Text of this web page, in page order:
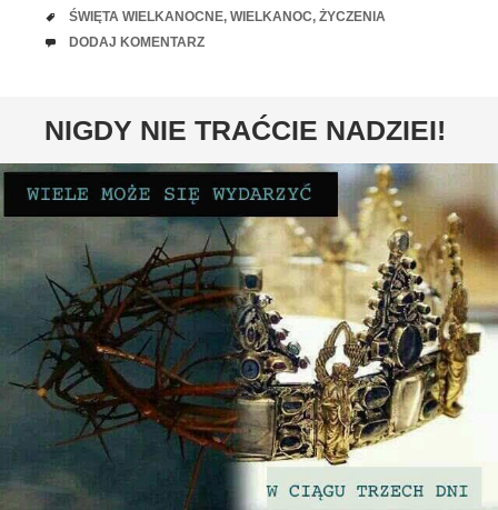
TAGI
ŚWIĘTA WIELKANOCNE, WIELKANOC, ŻYCZENIA
UWAGI
DODAJ KOMENTARZ
NIGDY NIE TRAĆCIE NADZIEI!